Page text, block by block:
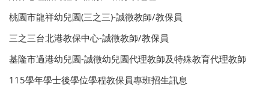
桃園市龍祥幼兒園(三之三)-誠徵教師/教保員
三之三台北港教保中心-誠徵教師/教保員
基隆市過港幼兒園-誠徵幼兒園代理教師及特殊教育代理教師
115學年學士後學位學程教保員專班招生訊息